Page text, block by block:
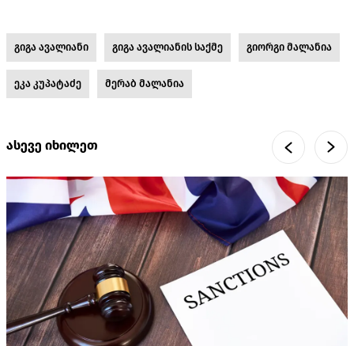
გიგა ავალიანი გიგა ავალიანის საქმე გიორგი მალანია
ეკა კუპატაძე მერაბ მალანია
ასევე იხილეთ